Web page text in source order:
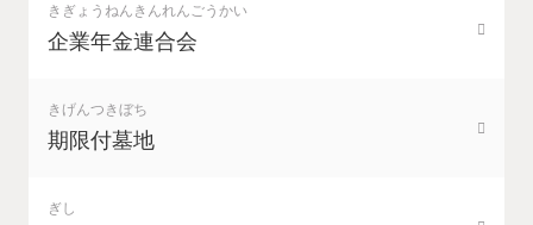
きぎょうねんきんれんごうかい
企業年金連合会
きげんつきぼち
期限付墓地
ぎし